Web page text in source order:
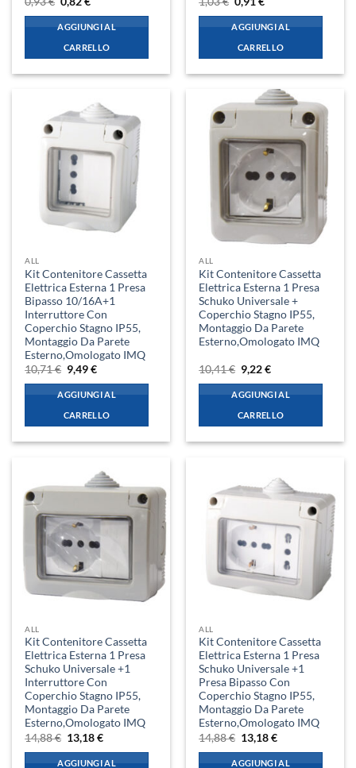
prezzo
originale
era:
0,93 €.
attuale
è:
0,82 €.
AGGIUNGI AL
CARRELLO
prezzo
originale
era:
1,03 €.
attuale
è:
0,91 €.
AGGIUNGI AL
CARRELLO
ALL
Kit Contenitore Cassetta
Elettrica Esterna 1 Presa
Bipasso 10/16A+1
Interruttore Con
Coperchio Stagno IP55,
Montaggio Da Parete
Esterno,Omologato IMQ
10,71€ Il
prezzo
originale
era:
10,71 €.
9,49€Il
attuale
è:
9,49 €.
AGGIUNGI AL
CARRELLO
ALL
Kit Contenitore Cassetta
Elettrica Esterna 1 Presa
Schuko Universale +
Coperchio Stagno IP55,
Montaggio Da Parete
Esterno,Omologato IMQ
10,41€ Il
prezzo
originale
era:
10,41 €.
9,22€Il
attuale
è:
9,22 €.
AGGIUNGI AL
CARRELLO
ALL
Kit Contenitore Cassetta
Elettrica Esterna 1 Presa
Schuko Universale +1
Interruttore Con
Coperchio Stagno IP55,
Montaggio Da Parete
Esterno,Omologato IMQ
14,88€ Il
prezzo
originale
13,18€Il
attuale
AGGIUNGI AL
ALL
Kit Contenitore Cassetta
Elettrica Esterna 1 Presa
Schuko Universale +1
Presa Bipasso Con
Coperchio Stagno IP55,
Montaggio Da Parete
Esterno,Omologato IMQ
14,88€ Il
prezzo
originale
13,18€Il
attuale
AGGIUNGI AL